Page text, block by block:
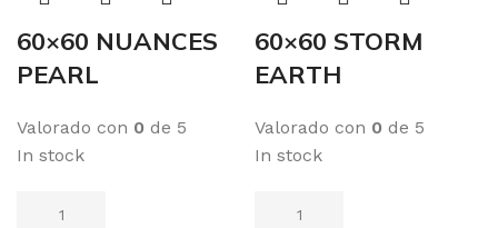
60×60 NUANCES
PEARL
Valorado con 0 de 5
In stock
60×60 STORM
EARTH
Valorado con 0 de 5
In stock